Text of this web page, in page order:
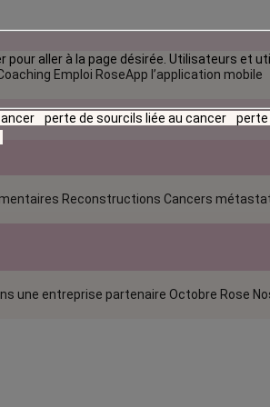
Emploi RoseApp l’application mobile
Reconstructions Cancers
une entreprise partenaire Octobre Rose
aller à la page désirée. Utilisateurs et
perte de sourcils liée au cancer perte